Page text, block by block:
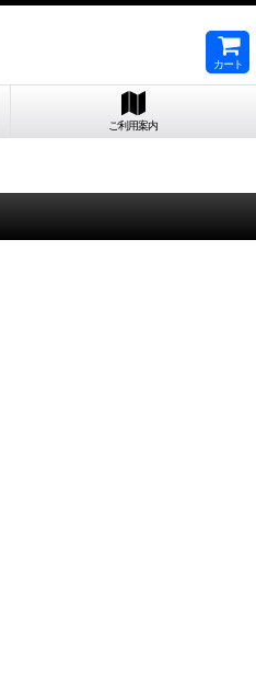
カート
ご利用案内